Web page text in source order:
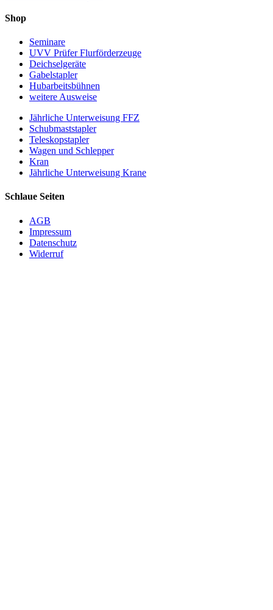
Shop
Seminare
UVV Prüfer Flurförderzeuge
Deichselgeräte
Gabelstapler
Hubarbeitsbühnen
weitere Ausweise
Jährliche Unterweisung FFZ
Schubmaststapler
Teleskopstapler
Wagen und Schlepper
Kran
Jährliche Unterweisung Krane
Schlaue Seiten
AGB
Impressum
Datenschutz
Widerruf